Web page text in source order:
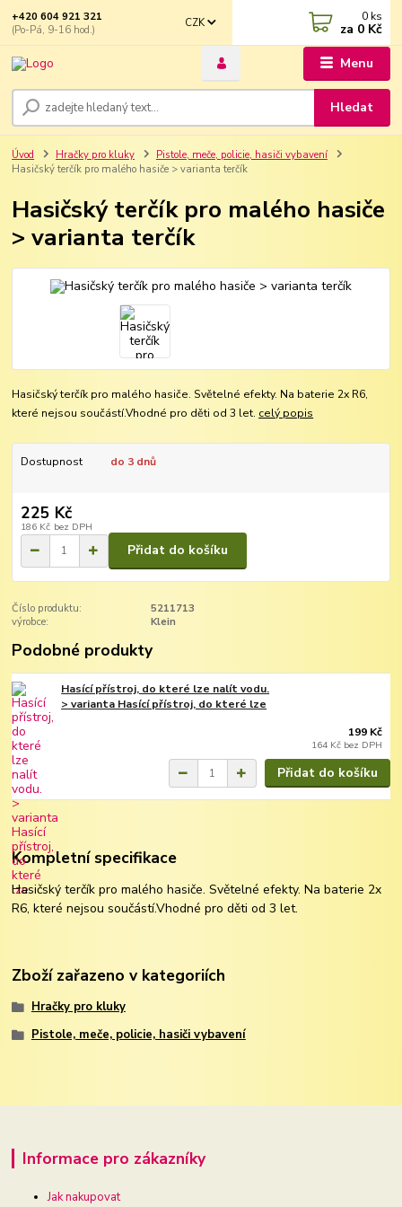
Menu
CZK
Hledat
+420 604 921 321
(Po-Pá, 9-16 hod.)
0 ks
za 0 Kč
Úvod Hračky pro kluky
Pistole, meče, policie, hasiči vybavení
Hasičský terčík pro malého hasiče > varianta terčík
Hasičský terčík pro malého hasiče
> varianta terčík
Hasičský terčík pro malého hasiče. Světelné efekty. Na baterie 2x R6,
které nejsou součástí.Vhodné pro děti od 3 let. celý popis
Dostupnost do 3 dnů
225 Kč
186 Kč bez DPH
Přidat do košíku
Číslo produktu:
5211713
výrobce:
Klein
Podobné produkty
Hasící přístroj, do které lze nalít vodu.
> varianta Hasící přístroj, do které lze
199 Kč
164 Kč bez DPH
Přidat do košíku
Kompletní specifikace
Hasičský terčík pro malého hasiče. Světelné efekty. Na baterie 2x
R6, které nejsou součástí.Vhodné pro děti od 3 let.
Zboží zařazeno v kategoriích
Hračky pro kluky
Pistole, meče, policie, hasiči vybavení
Informace pro zákazníky
Jak nakupovat